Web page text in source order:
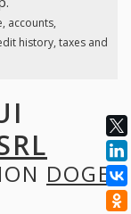
accounts,
history, taxes and
DOGE